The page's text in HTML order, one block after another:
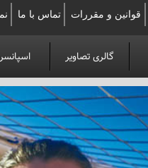
قوانین و مقررات تماس با ما
گالری تصاویر